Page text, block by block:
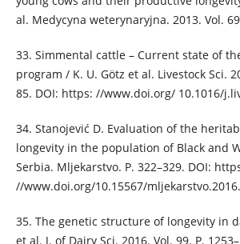
al. Medycyna weterynaryjna. 2013. Vol. 69
33. Simmental cattle – Current state of
program / K. U. Götz et al. Livestock Sci.
85. DOI: https: //www.doi.org/ 10.1016/
34. Stanojević D. Evaluation of the
longevity in the population of Black and
Serbia. Mljekarstvo. P. 322–329. DOI:
//www.doi.org/10.15567/
35. The genetic structure of longevity in
et al. J. of Dairy Sci. 2016. Vol. 99. P.